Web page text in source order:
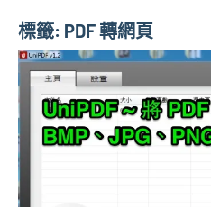
標籤: PDF 轉網頁